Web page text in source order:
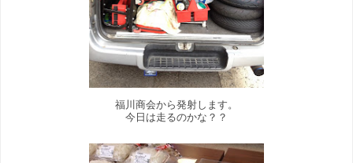
福川商会から発射します。
今日は走るのかな？？